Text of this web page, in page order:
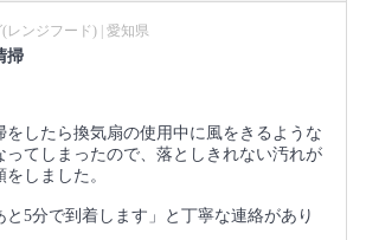
レンジフード) | 愛知県
掃
をしたら換気扇の使用中に風をきるような
ってしまったので、落としきれない汚れが
しました。
と5分で到着します」と丁寧な連絡があり